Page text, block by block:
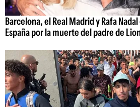
Barcelona, el Real Madrid y Rafa
España por la muerte del padre de